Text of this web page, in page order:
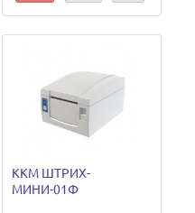
ККМ ШТРИХ-
МИНИ-01Ф